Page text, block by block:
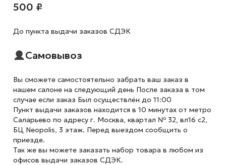
500 ₽
До пункта выдачи заказов СДЭК
Самовывоз
Вы сможете самостоятельно забрать ваш заказ в
нашем салоне на следующий день После заказа в том
случае если заказ Был осуществлён до 11:00
Пункт выдачи заказов находится в 10 минутах от метро
Саларьево по адресу г. Москва, квартал № 32, вл16 с2,
БЦ Neopolis, 3 этаж. Перед выездом сообщить о
приезде.
Так же вы можете заказать набор товара в любом из
офисов выдачи заказов СДЭК.